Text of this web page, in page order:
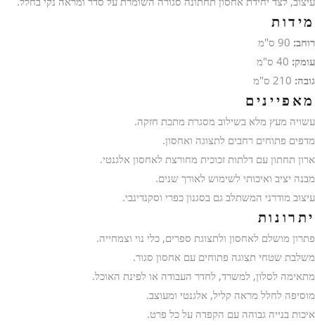
מידות
רוחב:
עומק:
גובה:
מאפיינים
עשויה מעץ מלא בשילוב מסגרת מתכת חזקה.
מדפים פתוחים רחבים לתצוגה ואחסון.
ארון תחתון עם דלתות זכוכית מחורצת לאחסון אלגנטי.
מבנה יציב ואיכותי לשימוש לאורך שנים.
עיצוב מודרני המשתלב גם בסגנון כפרי וסקנדינבי.
יתרונות
פתרון מושלם לאחסון ולתצוגת ספרים, כלי נוי וצמחייה.
משלבת שטחי תצוגה פתוחים עם אחסון סגור.
מתאימה לסלון, למשרד, לחדר העבודה או לפינת האוכל.
מוסיפה לחלל מראה קליל, אלגנטי ומעוצב.
איכות בנייה גבוהה עם הקפדה על כל פרט.